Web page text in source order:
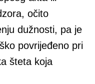
očito
dužnosti, pa je
povrijeđeno pri
šteta koja